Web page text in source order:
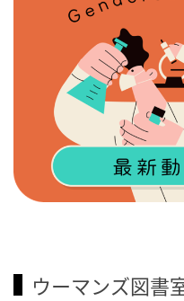
ウーマンズ図書